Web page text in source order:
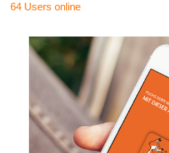
64 Users online